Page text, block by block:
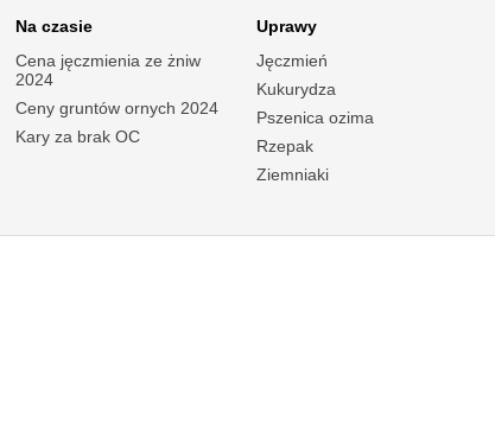
Na czasie
Cena jęczmienia ze żniw
2024
Ceny gruntów ornych 2024
Kary za brak OC
Uprawy
Jęczmień
Kukurydza
Pszenica ozima
Rzepak
Ziemniaki